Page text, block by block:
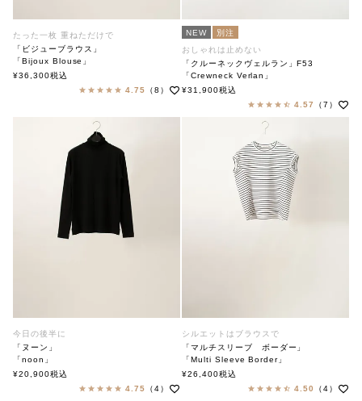
たった一枚 重ねただけで
「ビジューブラウス」
「Bijoux Blouse」
soutiencollar（ステンカラー）
¥36,300税込
4.75
（8）
NEW
別注
おしゃれは止めない
「クルーネックヴェルラン」F53
「Crewneck Verlan」
soutiencollar×ANTIPAST
ステンカラー×アンティパスト
¥31,900税込
4.57
（7）
今日の後半に
「ヌーン」
「noon」
soutiencollar（ステンカラー）
¥20,900税込
4.75
（4）
シルエットはブラウスで
「マルチスリーブ ボーダー」
「Multi Sleeve Border」
soutiencollar（ステンカラー）
¥26,400税込
4.50
（4）